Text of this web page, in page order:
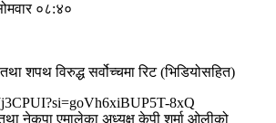
०८:४०
8xQ
नेकपा एमालेका अध्यक्ष केपी शर्मा ओलीको